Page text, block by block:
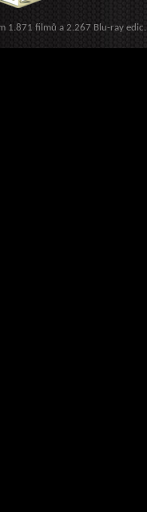
1.871 filmů a 2.267 Blu-ray edic.